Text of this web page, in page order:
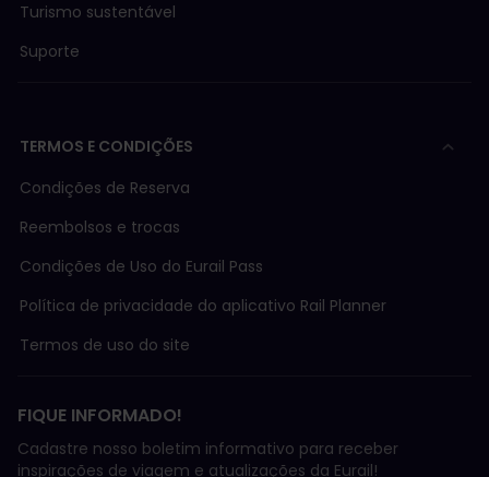
Turismo sustentável
Suporte
TERMOS E CONDIÇÕES
Condições de Reserva
Reembolsos e trocas
Condições de Uso do Eurail Pass
Política de privacidade do aplicativo Rail Planner
Termos de uso do site
FIQUE INFORMADO!
Cadastre nosso boletim informativo para receber
inspirações de viagem e atualizações da Eurail!